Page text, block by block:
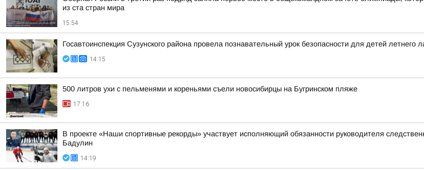
из ста стран мира
15:54
Госавтоинспекция Сузунского района провела познавательный урок безопасности для детей летнего
14:15
500 литров ухи с пельменями и кореньями съели новосибирцы на Бугринском пляже
17:16
В проекте «Наши спортивные рекорды» участвует исполняющий обязанности руководителя
Бадулин
14:19